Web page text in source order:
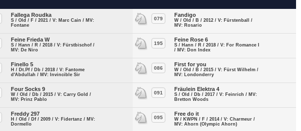
Fallega Roudka
S / Old / F / 2021 / V: Marc Cain / MV:
Fontane
079
Fandigo
W / Old / B / 2012 / V: Fürstenball /
MV: Rosario
Feine Frieda W
S / Hann / R / 2018 / V: Fürstbischof /
MV: De Niro
195
Feine Rose 6
S / Hann / R / 2018 / V: For Romance I
/ MV: Don Index
Finello 5
H / Dt.Pf / Db / 2018 / V: Fantome
d'Abdullah / MV: Invincible Sir
086
First for you
W / Old / B / 2015 / V: Fürst Wilhelm /
MV: Londonderry
Four Socks 9
W / Old / Db / 2015 / V: Carry Gold /
MV: Prinz Pablo
091
Fräulein Elektra 4
S / Old / Db / 2017 / V: Feinrich / MV:
Bretton Woods
Freddy 297
H / Old / Df / 2009 / V: Fidertanz / MV:
Dormello
095
Free do it
W / KWPN / F / 2014 / V: Charmeur /
MV: Ahorn (Olympic Ahorn)